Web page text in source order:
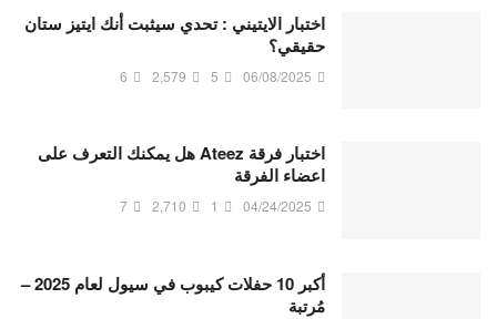
اختبار الايتيني : تحدي سيثبت أنك ايتيز ستان
حقيقي؟
06/08/2025
5
2,579
6
اختبار فرقة Ateez هل يمكنك التعرف على
اعضاء الفرقة
04/24/2025
1
2,710
7
أكبر 10 حفلات كيبوب في سيول لعام 2025 –
مُرتبة